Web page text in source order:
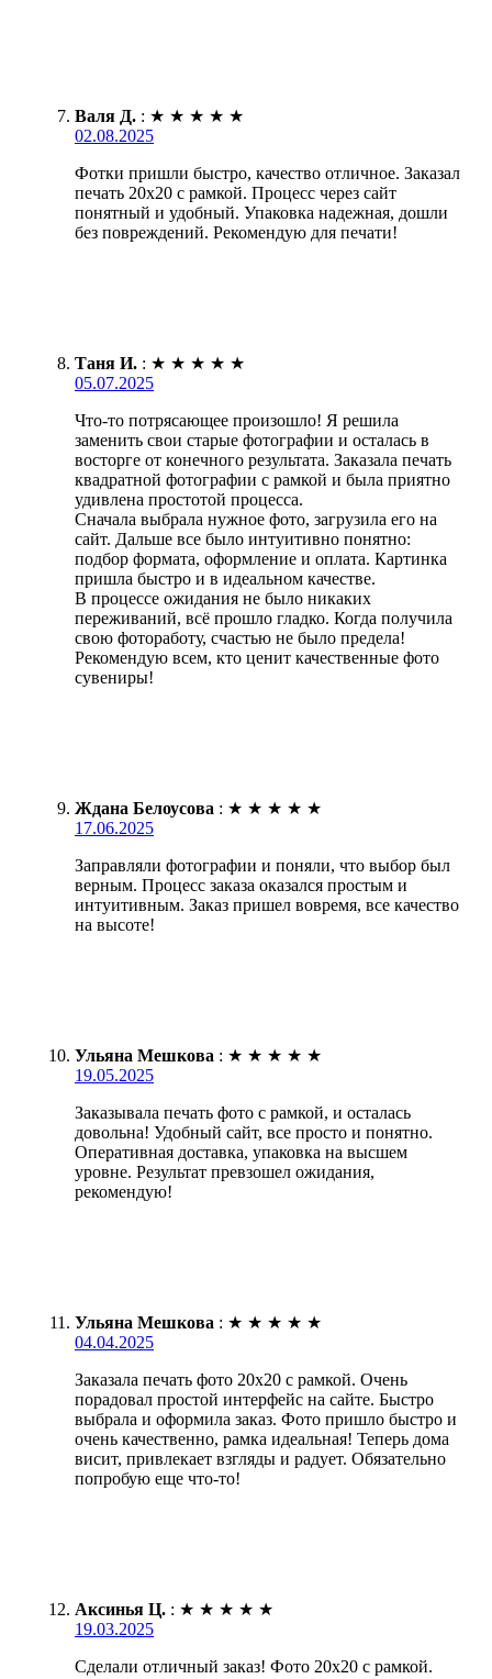
Валя Д. : ★ ★ ★ ★ ★
02.08.2025
Фотки пришли быстро, качество отличное. Заказал
печать 20х20 с рамкой. Процесс через сайт
понятный и удобный. Упаковка надежная, дошли
без повреждений. Рекомендую для печати!
Таня И. : ★ ★ ★ ★ ★
05.07.2025
Что-то потрясающее произошло! Я решила
заменить свои старые фотографии и осталась в
восторге от конечного результата. Заказала печать
квадратной фотографии с рамкой и была приятно
удивлена простотой процесса.
Сначала выбрала нужное фото, загрузила его на
сайт. Дальше все было интуитивно понятно:
подбор формата, оформление и оплата. Картинка
пришла быстро и в идеальном качестве.
В процессе ожидания не было никаких
переживаний, всё прошло гладко. Когда получила
свою фотоработу, счастью не было предела!
Рекомендую всем, кто ценит качественные фото
сувениры!
Ждана Белоусова : ★ ★ ★ ★ ★
17.06.2025
Заправляли фотографии и поняли, что выбор был
верным. Процесс заказа оказался простым и
интуитивным. Заказ пришел вовремя, все качество
на высоте!
Ульяна Мешкова : ★ ★ ★ ★ ★
19.05.2025
Заказывала печать фото с рамкой, и осталась
довольна! Удобный сайт, все просто и понятно.
Оперативная доставка, упаковка на высшем
уровне. Результат превзошел ожидания,
рекомендую!
Ульяна Мешкова : ★ ★ ★ ★ ★
04.04.2025
Заказала печать фото 20х20 с рамкой. Очень
порадовал простой интерфейс на сайте. Быстро
выбрала и оформила заказ. Фото пришло быстро и
очень качественно, рамка идеальная! Теперь дома
висит, привлекает взгляды и радует. Обязательно
попробую еще что-то!
Аксинья Ц. : ★ ★ ★ ★ ★
19.03.2025
Сделали отличный заказ! Фото 20х20 с рамкой.